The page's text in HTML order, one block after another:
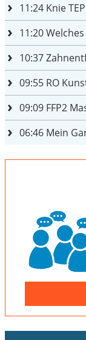
11:24 Knie
11:20
10:37
09:55 RO
09:09 FFP2
06:46 Mein